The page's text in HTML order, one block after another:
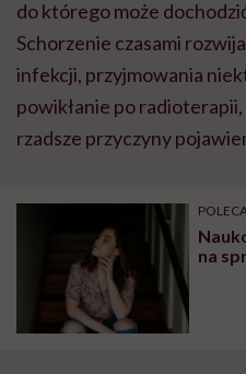
do którego może
Schorzenie czasami
infekcji, przyjmowania
powikłanie po
rzadsze przyczyny
na